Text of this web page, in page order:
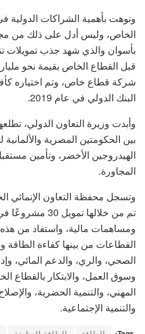
ونوهت بأهمية الشراكات الدولية
الخاص، وليس أدل على ذلك من
بأسوان والذي شهد جذب تمويلات
شركة قطاع خاص، وتم اختياره
البنك الدولي في عام 2019.
وأبدت وزيرة التعاون الدولي،
بين الحكومتين المصرية
الهيدروجين الأخضر، وتأمين
المجاورة.
تم من خلالها
ومساهمات مالية، واستفاد من
القطاعات من بينها كفاءة الطاقة
الصحي، والري، والدعم المائي،
وسوق العمل، والابتكار بالقطاع
المهني، والتنمية الحضرية،
والتنمية الإجتماعية.